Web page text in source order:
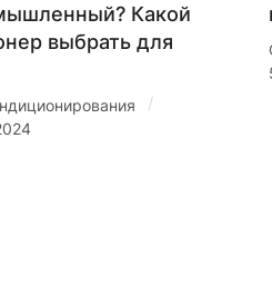
Какой
выбрать для
/